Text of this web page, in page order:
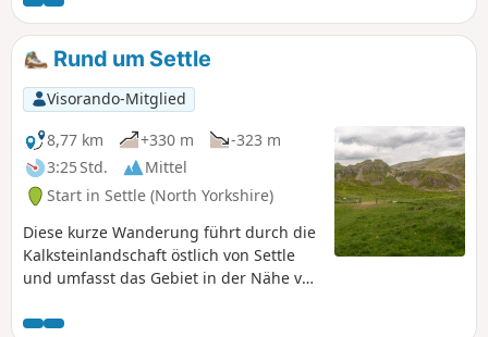
Templerkapelle einiges zu entdecken.
Rund um Settle
Visorando-Mitglied
8,77 km
+330 m
-323 m
3:25 Std.
Mittel
Start in Settle (North Yorkshire)
Diese kurze Wanderung führt durch die
Kalksteinlandschaft östlich von Settle
und umfasst das Gebiet in der Nähe von